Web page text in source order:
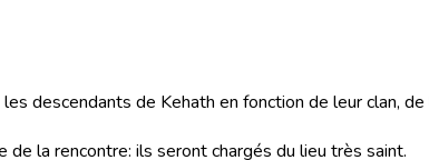
descendants de Kehath en fonction de leur clan,
la rencontre: ils seront chargés du lieu très saint.